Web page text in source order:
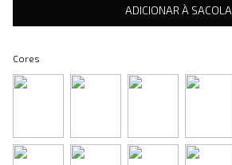
ADICIONAR À SACOLA
Cores